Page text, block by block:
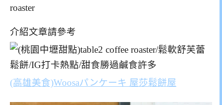
roaster
介紹文章請參考
(高雄美食)Woosaパンケーキ 屋莎鬆餅屋